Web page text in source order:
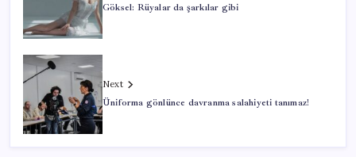
Göksel: Rüyalar da şarkılar gibi
Next
Üniforma gönlünce davranma salahiyeti tanımaz!